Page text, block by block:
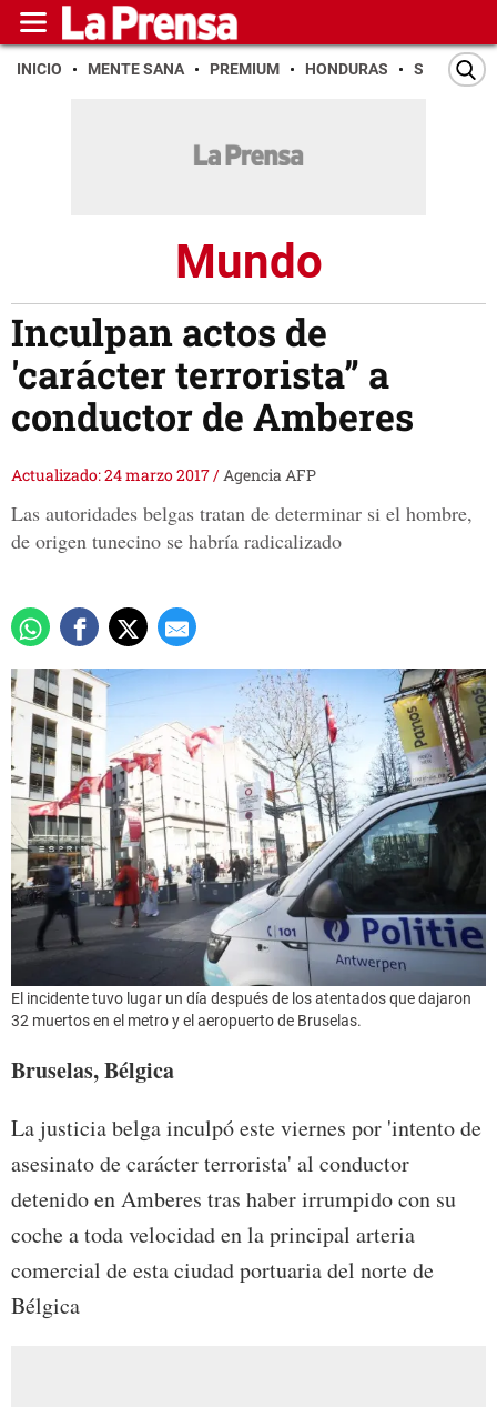
INICIO MENTE SANA PREMIUM HONDURAS SAN PEDRO
Mundo
Inculpan actos de
'carácter terrorista” a
conductor de Amberes
Actualizado: 24 marzo 2017/Agencia AFP
Las autoridades belgas tratan de determinar si el hombre,
de origen tunecino se habría radicalizado
El incidente tuvo lugar un día después de los atentados que dajaron
32 muertos en el metro y el aeropuerto de Bruselas.
Bruselas, Bélgica
La justicia belga inculpó este viernes por 'intento de
asesinato de carácter terrorista' al conductor
detenido en Amberes tras haber irrumpido con su
coche a toda velocidad en la principal arteria
comercial de esta ciudad portuaria del norte de
Bélgica